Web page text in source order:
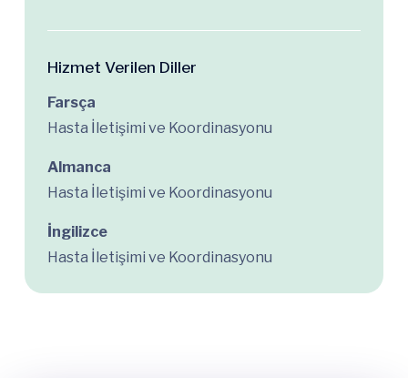
Hizmet Verilen Diller
Farsça
Hasta İletişimi ve Koordinasyonu
Almanca
Hasta İletişimi ve Koordinasyonu
İngilizce
Hasta İletişimi ve Koordinasyonu